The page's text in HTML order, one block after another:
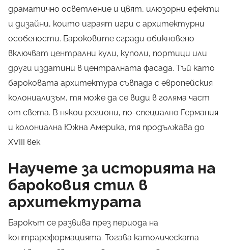
драматично осветление и цвят, илюзорни ефекти
и дизайни, които играят игри с архитектурни
особености. Бароковите сгради обикновено
включват централни кули, куполи, портици или
други издатини в централната фасада. Тъй като
бароковата архитектура съвпада с европейския
колониализъм, тя може да се види в голяма част
от света. В някои региони, по-специално Германия
и колониална Южна Америка, тя продължава до
XVIII век.
Научете за историята на
бароковия стил в
архитектурата
Барокът се развива през периода на
контрареформацията. Тогава католическата